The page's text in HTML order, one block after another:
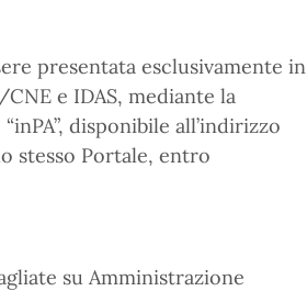
presentata esclusivamente in
e IDAS, mediante la
disponibile all’indirizzo
stesso Portale, entro
su Amministrazione